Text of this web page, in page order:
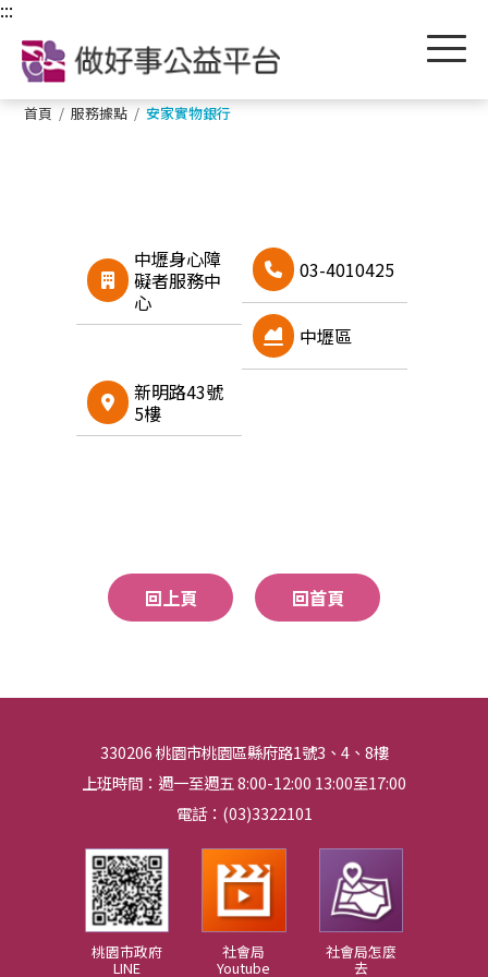
跳到主要內容區塊
:::
首頁 / 服務據點 / 安家實物銀行
中壢身心障
礙者服務中
心
03-4010425
中壢區
新明路43號
5樓
回上頁 回首頁
330206 桃園市桃園區縣府路1號3、4、8樓
上班時間：週一至週五 8:00-12:00 13:00至17:00
電話：(03)3322101
桃園市政府
LINE
社會局
Youtube
社會局怎麼
去